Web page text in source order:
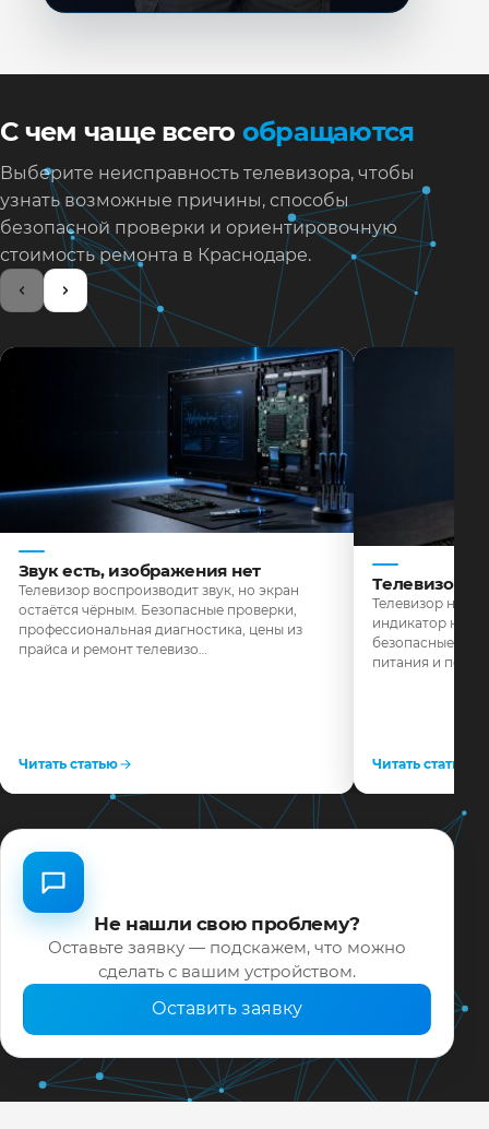
С чем чаще всего обращаются
Выберите неисправность телевизора, чтобы
узнать возможные причины, способы
безопасной проверки и ориентировочную
стоимость ремонта в Краснодаре.
Звук есть, изображения нет
Телевизор воспроизводит звук, но экран
остаётся чёрным. Безопасные проверки,
профессиональная диагностика, цены из
прайса и ремонт телевизо…
Читать статью
Телевизор
Телевизор не
индикатор не
безопасные
питания и
Читать статью
Не нашли свою проблему?
Оставьте заявку — подскажем, что можно
сделать с вашим устройством.
Оставить заявку